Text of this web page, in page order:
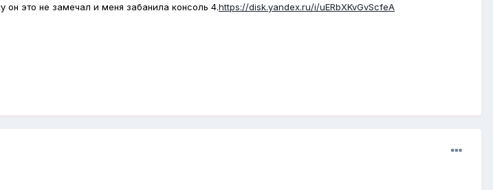
он это не замечал и меня забанила консоль 4.https://disk.yandex.ru/i/uERbXKvGvScfeA